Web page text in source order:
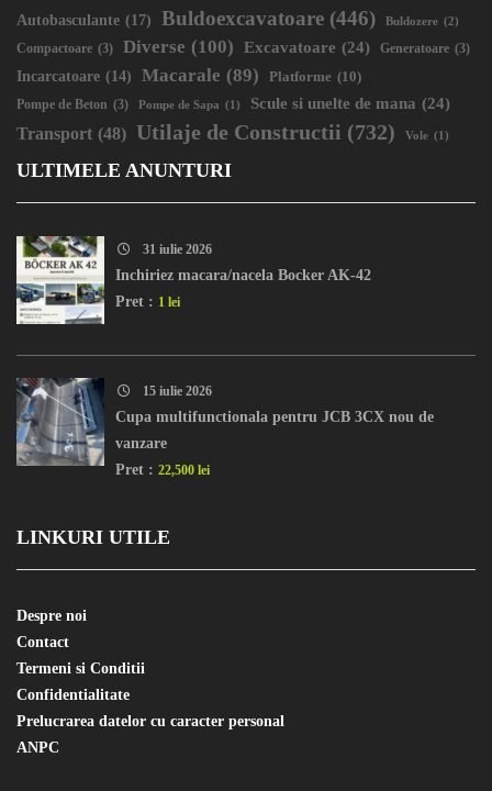
Autobasculante (17) Buldoexcavatoare (446) Buldozere (2)
Compactoare (3) Diverse (100) Excavatoare (24) Generatoare (3)
Incarcatoare (14) Macarale (89) Platforme (10)
Pompe de Beton (3) Pompe de Sapa (1) Scule si unelte de mana (24)
Transport (48) Utilaje de Constructii (732) Vole (1)
ULTIMELE ANUNTURI
31 iulie 2026
Inchiriez macara/nacela Bocker AK-42
Pret : 1 lei
15 iulie 2026
Cupa multifunctionala pentru JCB 3CX nou de
vanzare
Pret : 22,500 lei
LINKURI UTILE
Despre noi
Contact
Termeni si Conditii
Confidentialitate
Prelucrarea datelor cu caracter personal
ANPC